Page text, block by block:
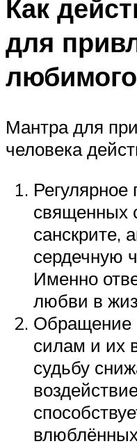
Как
для
Мантра для
человека
Регулярное
священных
санскрите,
сердечную
Именно
любви в
Обращение
силам и их
судьбу